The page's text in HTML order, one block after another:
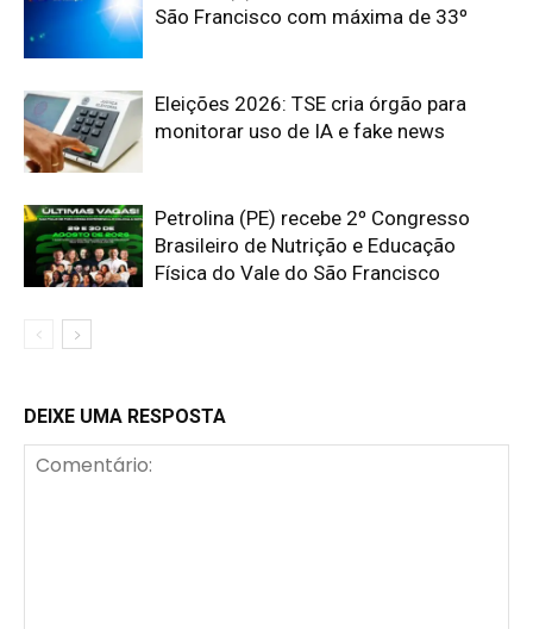
São Francisco com máxima de 33º
Eleições 2026: TSE cria órgão para
monitorar uso de IA e fake news
Petrolina (PE) recebe 2º Congresso
Brasileiro de Nutrição e Educação
Física do Vale do São Francisco
DEIXE UMA RESPOSTA